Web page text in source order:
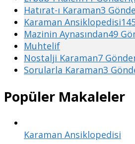
Hatırat-ı Karaman3
Karaman Ansiklopedisi
Mazinin Aynasından49
Muhtelif
Nostalji Karaman7
Sorularla Karaman3
Popüler Makaleler
Karaman Ansiklopedisi